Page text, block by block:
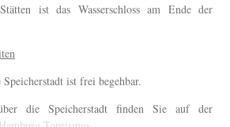
ist das Wasserschloss am Ende der
ist frei begehbar.
die Speicherstadt finden Sie auf der